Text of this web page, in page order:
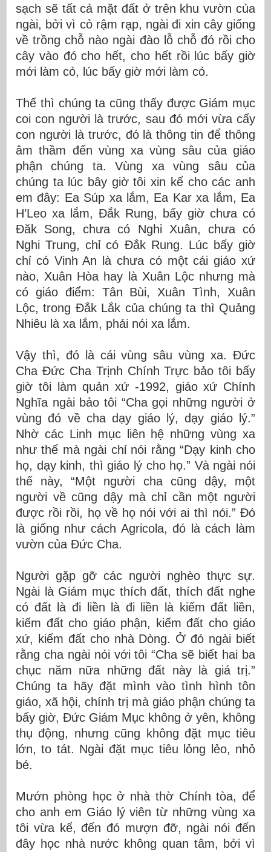
sạch sẽ tất cả mặt đất ở trên khu vườn của
ngài, bởi vì cỏ rậm rạp, ngài đi xin cây giống
về trồng chỗ nào ngài đào lỗ chỗ đó rồi cho
cây vào đó cho hết, cho hết rồi lúc bấy giờ
mới làm cỏ, lúc bấy giờ mới làm cỏ.
Thế thì chúng ta cũng thấy được Giám mục
coi con người là trước, sau đó mới vừa cấy
con người là trước, đó là thông tin để thông
âm thầm đến vùng xa vùng sâu của giáo
phận chúng ta. Vùng xa vùng sâu của
chúng ta lúc bây giờ tôi xin kể cho các anh
em đây: Ea Súp xa lắm, Ea Kar xa lắm, Ea
H’Leo xa lắm, Đắk Rung, bấy giờ chưa có
Đăk Song, chưa có Nghi Xuân, chưa có
Nghi Trung, chỉ có Đắk Rung. Lúc bấy giờ
chỉ có Vinh An là chưa có một cái giáo xứ
nào, Xuân Hòa hay là Xuân Lộc nhưng mà
có giáo điểm: Tân Bùi, Xuân Tình, Xuân
Lộc, trong Đắk Lắk của chúng ta thì Quảng
Nhiêu là xa lắm, phải nói xa lắm.
Vậy thì, đó là cái vùng sâu vùng xa. Đức
Cha Đức Cha Trịnh Chính Trực bảo tôi bấy
giờ tôi làm quản xứ -1992, giáo xứ Chính
Nghĩa ngài bảo tôi “Cha gọi những người ở
vùng đó về cha dạy giáo lý, dạy giáo lý.”
Nhờ các Linh mục liên hệ những vùng xa
như thế mà ngài chỉ nói rằng “Dạy kinh cho
họ, dạy kinh, thì giáo lý cho họ.” Và ngài nói
thế này, “Một người cha cũng dậy, một
người về cũng dậy mà chỉ cần một người
được rồi rồi, họ về họ nói với ai thì nói.” Đó
là giống như cách Agricola, đó là cách làm
vườn của Đức Cha.
Người gặp gỡ các người nghèo thực sự.
Ngài là Giám mục thích đất, thích đất nghe
có đất là đi liền là đi liền là kiếm đất liền,
kiếm đất cho giáo phận, kiếm đất cho giáo
xứ, kiếm đất cho nhà Dòng. Ở đó ngài biết
rằng cha ngài nói với tôi “Cha sẽ biết hai ba
chục năm nữa những đất này là giá trị.”
Chúng ta hãy đặt mình vào tình hình tôn
giáo, xã hội, chính trị mà giáo phận chúng ta
bấy giờ, Đức Giám Mục không ở yên, không
thụ động, nhưng cũng không đặt mục tiêu
lớn, to tát. Ngài đặt mục tiêu lỏng lẻo, nhỏ
bé.
Mướn phòng học ở nhà thờ Chính tòa, để
cho anh em Giáo lý viên từ những vùng xa
tôi vừa kể, đến đó mượn đỡ, ngài nói đến
đây học nhà nước không quan tâm, bởi vì